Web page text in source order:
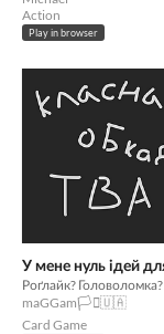
Action
Play in browser
У мене нуль ідей
Роґлайк?
maGGam🏳️‍⚧️🇺🇦
Card Game